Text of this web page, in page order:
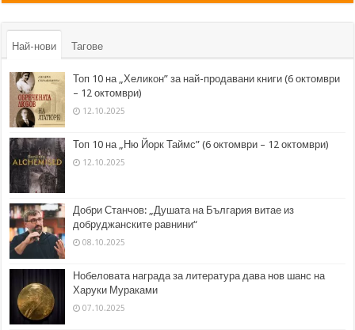
Най-нови Тагове
Топ 10 на „Хеликон” за най-продавани книги (6 октомври
– 12 октомври)
12.10.2025
Топ 10 на „Ню Йорк Таймс” (6 октомври – 12 октомври)
12.10.2025
Добри Станчов: „Душата на България витае из
добруджанските равнини“
08.10.2025
Нобеловата награда за литература дава нов шанс на
Харуки Мураками
07.10.2025